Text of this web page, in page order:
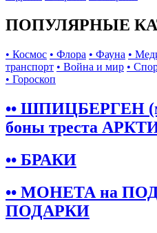
ПОПУЛЯРНЫЕ
• Космос • Флора • Фауна •
транспорт • Война и мир •
• Гороскоп
•• ШПИЦБЕРГЕН
боны треста
•• БРАКИ
•• МОНЕТА на
ПОДАРКИ